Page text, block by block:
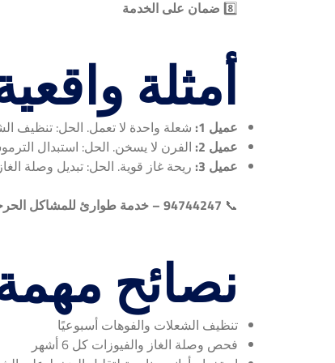
8️⃣ ضمان على الخدمة
أمثلة
عميل 1:
شعلة واحدة لا تعمل. الحل: تنظيف
عميل 2:
الفرن لا يسخن. الحل: استبدال
عميل 3:
ريحة غاز قوية. الحل: تبديل وصلة
📞 94744247 – خدمة طوارئ للمشاكل الحرجة
نصائح
تنظيف الشعلات والفوهات أسبوعيًا
فحص وصلة الغاز والفيوزات كل 6 أشهر